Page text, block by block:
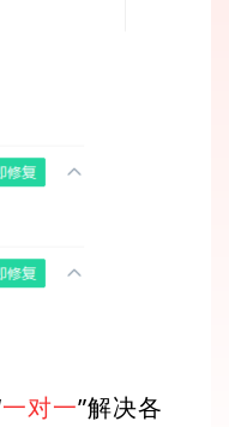
一对一”解决各